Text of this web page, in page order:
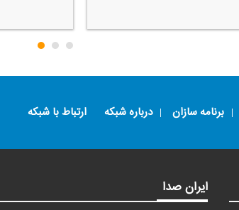
برنامه سازان درباره شبکه ارتباط با شبکه
ایران صدا